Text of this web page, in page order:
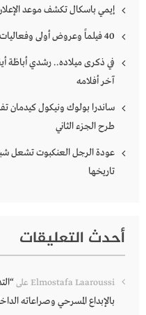
إيمي باسكال تكشف موعد
40 فيلماً وعروض أولى وفعاليات مهنية في مهرجان نافذة على أوروبا
في ذكرى ميلاده.. رشدي أباظة
آخر أفلامه
طرح الجزء الثاني
عودة الرجل العنكبوت تشعل
تاريخها
أحدث التعليقات
Elmostafa Laaroussi على
بالإبداع المسرحي وصراعاته